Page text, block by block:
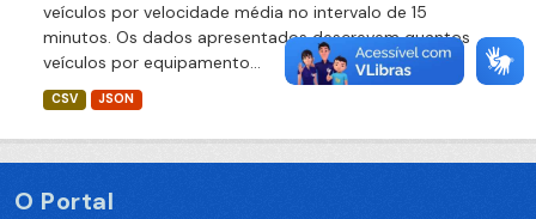
veículos por velocidade média no intervalo de 15
minutos. Os dados apresentados descrevem quantos
veículos por equipamento...
CSV JSON
O Portal